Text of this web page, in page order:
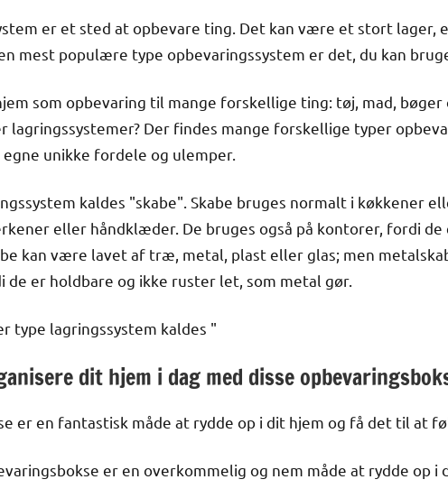
er et sted at opbevare ting. Det kan være et stort lager,
mest populære type opbevaringssystem er det, du kan
som opbevaring til mange forskellige ting: tøj, mad,
lagringssystemer? Der findes mange forskellige typer
unikke fordele og ulemper.
kaldes "skabe". Skabe bruges normalt i køkkener
eller håndklæder. De bruges også på kontorer, fordi
kan være lavet af træ, metal, plast eller glas; men
de er holdbare og ikke ruster let, som metal gør.
type lagringssystem kaldes "
dit hjem i dag med disse
er en fantastisk måde at rydde op i dit hjem og få det til at
er en overkommelig og nem måde at rydde op